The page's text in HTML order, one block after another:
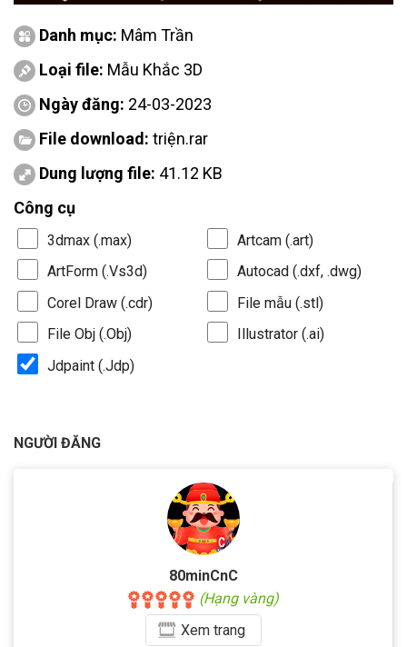
Danh mục: Mâm Trần
Loại file: Mẫu Khắc 3D
Ngày đăng: 24-03-2023
File download: triện.rar
Dung lượng file: 41.12 KB
Công cụ
3dmax (.max)
Artcam (.art)
ArtForm (.Vs3d)
Autocad (.dxf, .dwg)
Corel Draw (.cdr)
File mẫu (.stl)
File Obj (.Obj)
Illustrator (.ai)
Jdpaint (.Jdp)
NGƯỜI ĐĂNG
80minCnC
(Hạng vàng)
Xemtrang